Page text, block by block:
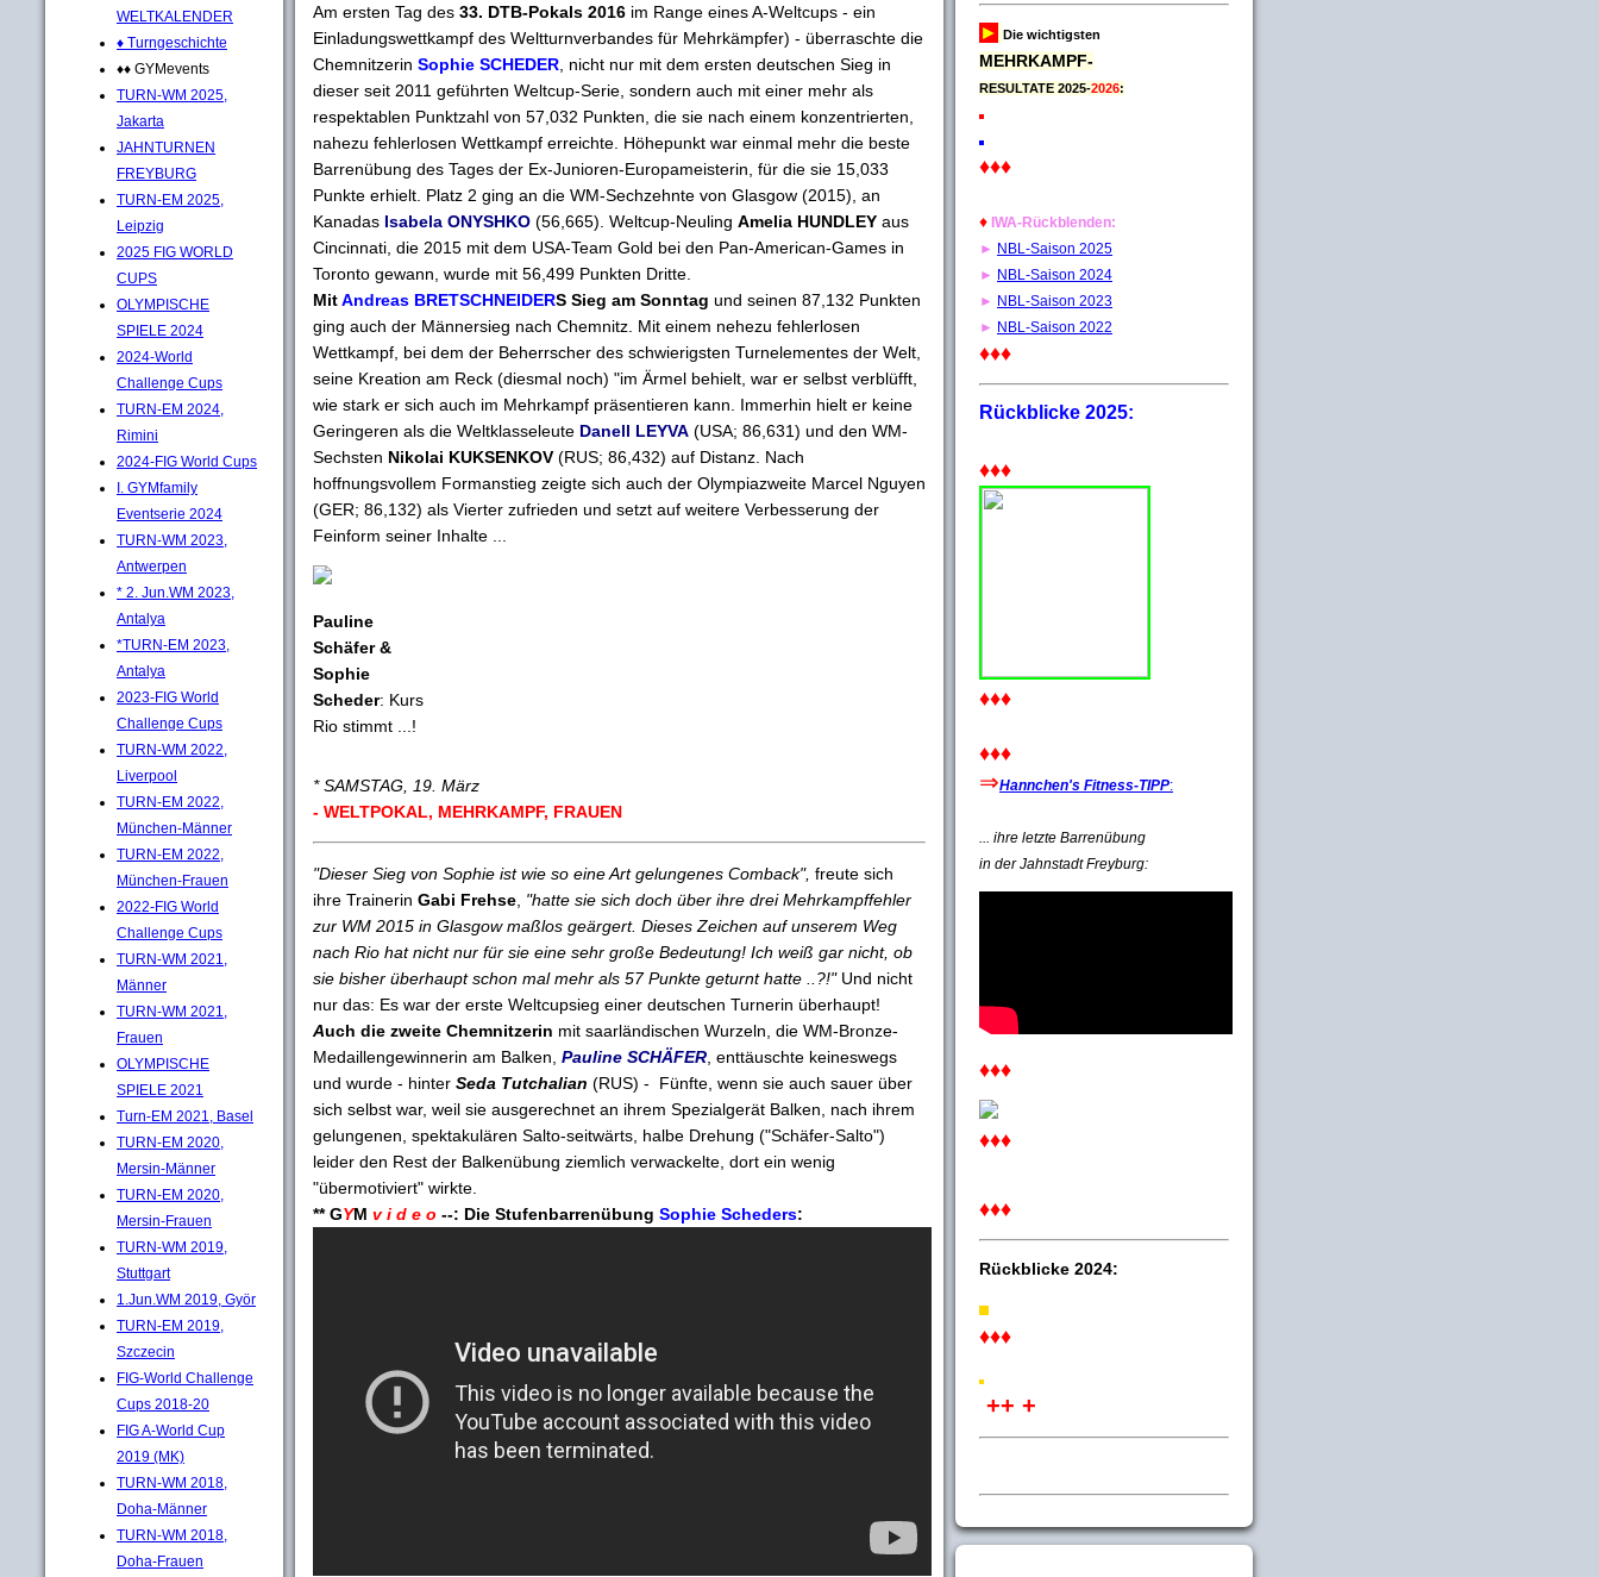
WELTKALENDER
♦ Turngeschichte
♦♦ GYMevents
TURN-WM 2025,
Jakarta
JAHNTURNEN
FREYBURG
TURN-EM 2025,
Leipzig
2025 FIG WORLD
CUPS
OLYMPISCHE
SPIELE 2024
2024-World
Challenge Cups
TURN-EM 2024,
Rimini
2024-FIG World Cups
I. GYMfamily
Eventserie 2024
TURN-WM 2023,
Antwerpen
* 2. Jun.WM 2023,
Antalya
*TURN-EM 2023,
Antalya
2023-FIG World
Challenge Cups
TURN-WM 2022,
Liverpool
TURN-EM 2022,
München-Männer
TURN-EM 2022,
München-Frauen
2022-FIG World
Challenge Cups
TURN-WM 2021,
Männer
TURN-WM 2021,
Frauen
OLYMPISCHE
SPIELE 2021
Turn-EM 2021, Basel
TURN-EM 2020,
Mersin-Männer
TURN-EM 2020,
Mersin-Frauen
TURN-WM 2019,
Stuttgart
1.Jun.WM 2019, Györ
TURN-EM 2019,
Szczecin
FIG-World Challenge
Cups 2018-20
FIG A-World Cup
2019 (MK)
TURN-WM 2018,
Doha-Männer
TURN-WM 2018,
Doha-Frauen
Am ersten Tag des 33. DTB-Pokals 2016 im Range eines A-Weltcups - ein
Einladungswettkampf des Weltturnverbandes für Mehrkämpfer) - überraschte die
Chemnitzerin Sophie SCHEDER , nicht nur mit dem ersten deutschen Sieg in
dieser seit 2011 geführten Weltcup-Serie, sondern auch mit einer mehr als
respektablen Punktzahl von 57,032 Punkten, die sie nach einem konzentrierten,
nahezu fehlerlosen Wettkampf erreichte. Höhepunkt war einmal mehr die beste
Barrenübung des Tages der Ex-Junioren-Europameisterin, für die sie 15,033
Punkte erhielt. Platz 2 ging an die WM-Sechzehnte von Glasgow (2015), an
Kanadas Isabela ONYSHKO (56,665). Weltcup-Neuling Amelia HUNDLEY aus
Cincinnati, die 2015 mit dem USA-Team Gold bei den Pan-American-Games in
Toronto gewann, wurde mit 56,499 Punkten Dritte.
MitAndreas BRETSCHNEIDERS Sieg am Sonntag und seinen 87,132 Punkten
ging auch der Männersieg nach Chemnitz. Mit einem nehezu fehlerlosen
Wettkampf, bei dem der Beherrscher des schwierigsten Turnelementes der Welt,
seine Kreation am Reck (diesmal noch) "im Ärmel behielt, war er selbst verblüfft,
wie stark er sich auch im Mehrkampf präsentieren kann. Immerhin hielt er keine
Geringeren als die Weltklasseleute Danell LEYVA (USA; 86,631) und den WM-
Sechsten Nikolai KUKSENKOV (RUS; 86,432) auf Distanz. Nach
hoffnungsvollem Formanstieg zeigte sich auch der Olympiazweite Marcel Nguyen
(GER; 86,132) als Vierter zufrieden und setzt auf weitere Verbesserung der
Feinform seiner Inhalte ...
Pauline
Schäfer &
Sophie
Scheder: Kurs
Rio stimmt ...!
* SAMSTAG, 19. März
- WELTPOKAL, MEHRKAMPF, FRAUEN
"Dieser Sieg von Sophie ist wie so eine Art gelungenes Comback", freute sich
ihre Trainerin Gabi Frehse "hatte sie sich doch über ihre drei Mehrkampffehler
zur WM 2015 in Glasgow maßlos geärgert. Dieses Zeichen auf unserem Weg
nach Rio hat nicht nur für sie eine sehr große Bedeutung! Ich weiß gar nicht, ob
sie bisher überhaupt schon mal mehr als 57 Punkte geturnt hatte ..?!"Und nicht
nur das: Es war der erste Weltcupsieg einer deutschen Turnerin überhaupt!
Auch die zweite Chemnitzerin mit saarländischen Wurzeln, die WM-Bronze-
Medaillengewinnerin am Balken, Pauline SCHÄFER , enttäuschte keineswegs
und wurde - hinter Seda Tutchalian (RUS) - Fünfte, wenn sie auch sauer über
sich selbst war, weil sie ausgerechnet an ihrem Spezialgerät Balken, nach ihrem
gelungenen, spektakulären Salto-seitwärts, halbe Drehung ("Schäfer-Salto")
leider den Rest der Balkenübung ziemlich verwackelte, dort ein wenig
"übermotiviert" wirkte.
** GYM v i d e o --: Die Stufenbarrenübung Sophie Scheders:
► Die wichtigsten
MEHRKAMPF-
RESULTATE 2025-2026:
♦♦♦
♦ IWA-Rückblenden:
► NBL-Saison 2025
► NBL-Saison 2024
► NBL-Saison 2023
► NBL-Saison 2022
♦♦♦
Rückblicke 2025:
♦♦♦
♦♦♦
♦♦♦
⇒Hannchen's Fitness-TIPP:
... ihre letzte Barrenübung
in der Jahnstadt Freyburg:
♦♦♦
♦♦♦
♦♦♦
Rückblicke 2024:
♦♦♦
++ +